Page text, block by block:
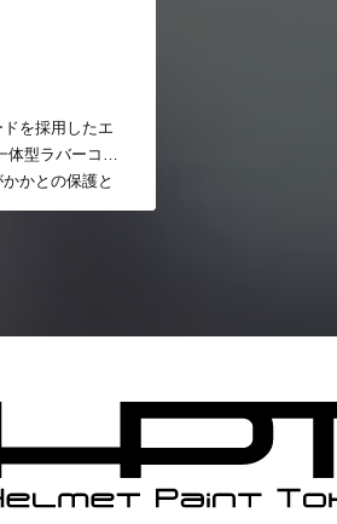
を採用したエ
型ラバーコン
かとの保護と
な操作がしや